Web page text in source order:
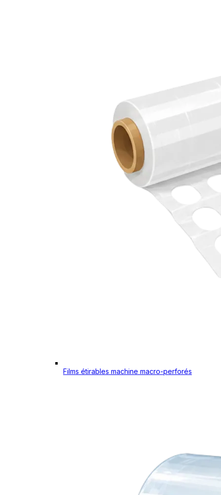
Films étirables machine macro-perforés